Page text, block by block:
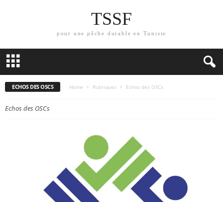
TSSF
pour une pêche durable en Tunisie
ECHOS DES OSCS Home Rubriques Echos des OSCs
Echos des OSCs